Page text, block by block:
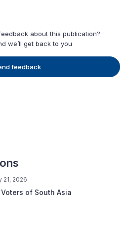
about this publication?
we’ll get back to you
feedback
21, 2026
of South Asia